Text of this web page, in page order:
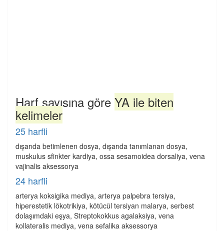
Harf sayısına göre YA ile biten
kelimeler
25 harfli
dışarıda betimlenen dosya, dışarıda tanımlanan dosya,
muskulus sfinkter kardiya, ossa sesamoidea dorsaliya, vena
vajinalis aksessorya
24 harfli
arterya koksigika mediya, arterya palpebra tersiya,
hiperestetik lökotrikiya, kötücül tersiyan malarya, serbest
dolaşımdaki eşya, Streptokokkus agalaksiya, vena
kollateralis mediya, vena sefalika aksessorya